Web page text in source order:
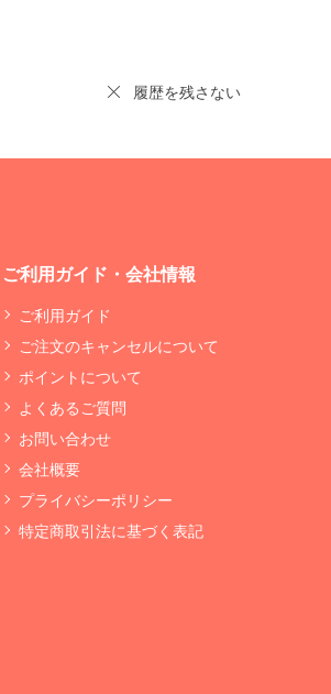
履歴を残さない
ご利用ガイド・会社情報
ご利用ガイド
ご注文のキャンセルについて
ポイントについて
よくあるご質問
お問い合わせ
会社概要
プライバシーポリシー
特定商取引法に基づく表記